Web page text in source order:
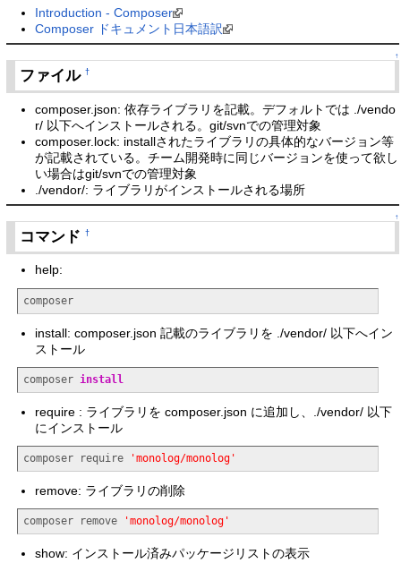
Introduction - Composer
Composer ドキュメント日本語訳
↑
ファイル†
composer.json: 依存ライブラリを記載。デフォルトでは ./vendo
r/ 以下へインストールされる。git/svnでの管理対象
composer.lock: installされたライブラリの具体的なバージョン等
が記載されている。チーム開発時に同じバージョンを使って欲し
い場合はgit/svnでの管理対象
./vendor/: ライブラリがインストールされる場所
↑
コマンド†
help:
composer
install: composer.json 記載のライブラリを ./vendor/ 以下へイン
ストール
composer install
require : ライブラリを composer.json に追加し、./vendor/ 以下
にインストール
composer require 'monolog/monolog'
remove: ライブラリの削除
composer remove 'monolog/monolog'
show: インストール済みパッケージリストの表示